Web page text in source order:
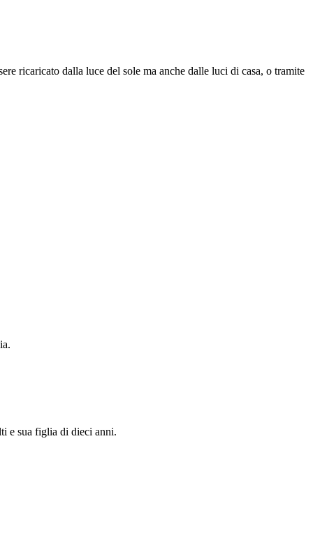
ricaricato dalla luce del sole ma anche dalle luci di casa, o tramite
e sua figlia di dieci anni.